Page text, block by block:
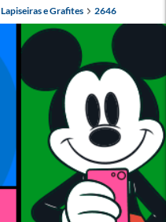
Lapiseiras e Grafites 2646